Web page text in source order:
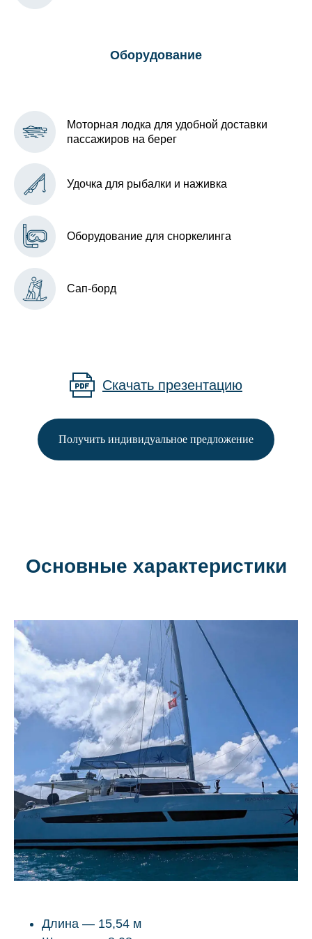
Оборудование
Моторная лодка для удобной доставки
пассажиров на берег
Удочка для рыбалки и наживка
Оборудование для сноркелинга
Сап-борд
Скачать презентацию
Получить индивидуальное предложение
Основные характеристики
Длина — 15,54 м